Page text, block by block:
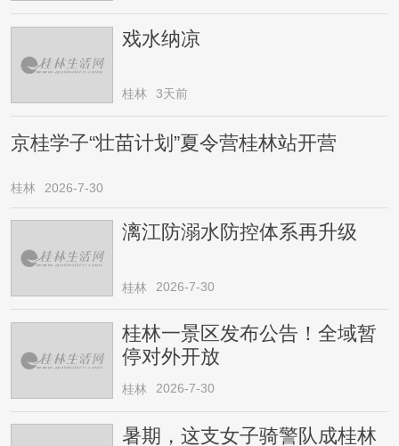
戏水纳凉
桂林 3天前
京桂学子“壮苗计划”夏令营桂林站开营
桂林 2026-7-30
漓江防溺水防控体系再升级
桂林 2026-7-30
桂林一景区发布公告！全域暂
停对外开放
桂林 2026-7-30
暑期，这支女子骑警队成桂林